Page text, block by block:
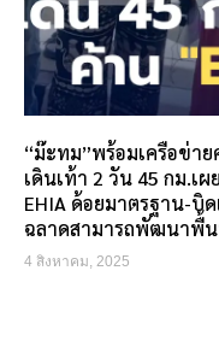
“ม๊ะทม”พร้อมเครือข่า
เดินเท้า 2 วัน 45 กม.เ
EHIA ด้อยมาตรฐาน-บิ
ฉลาดสามารถพัฒนาพื้น
4 สิงหาคม, 2025